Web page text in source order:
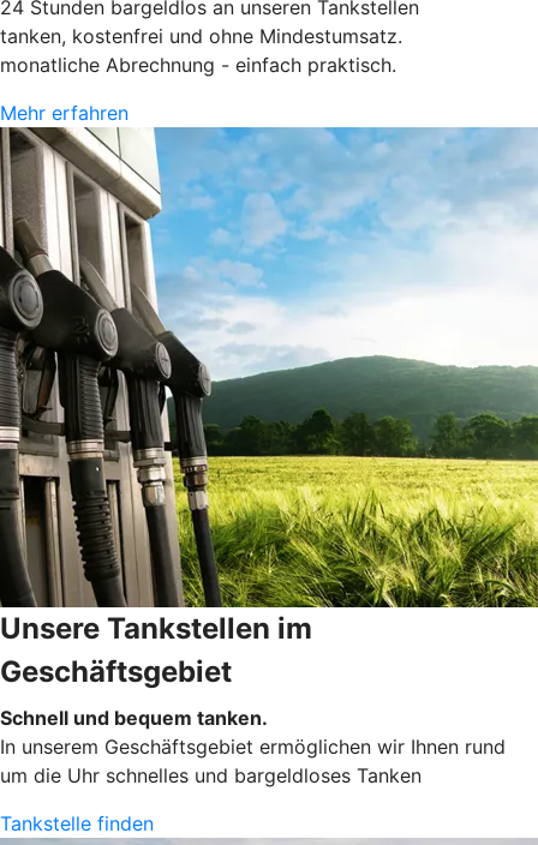
24 Stunden bargeldlos an unseren Tankstellen
tanken, kostenfrei und ohne Mindestumsatz.
monatliche Abrechnung - einfach praktisch.
Mehr erfahren
Unsere Tankstellen im
Geschäftsgebiet
Schnell und bequem tanken.
In unserem Geschäftsgebiet ermöglichen wir Ihnen rund
um die Uhr schnelles und bargeldloses Tanken
Tankstelle finden